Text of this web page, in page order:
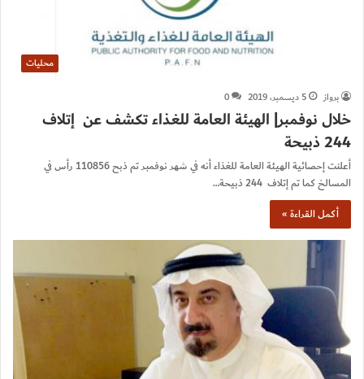
محليات
برواز
5 ديسمبر، 2019 0
خلال نوفمبر| الهيئة العامة للغذاء تكشف عن إتلاف
244 ذبيحة
أعلنت إحصائية الهيئة العامة للغذاء أنه في شهر نوفمبر تم ذبح 110856 رأس في
المسالخ كما تم إتلاف 244 ذبيحة…
أكمل القراءة »